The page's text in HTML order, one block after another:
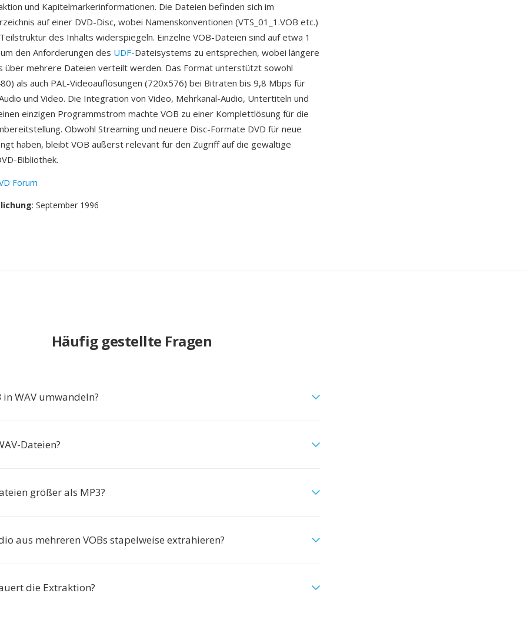
und Kapitelmarkerinformationen. Die Dateien befinden sich im
auf einer DVD-Disc, wobei Namenskonventionen (VTS_01_1.VOB etc.)
des Inhalts widerspiegeln. Einzelne VOB-Dateien sind auf etwa 1
den Anforderungen des UDF-Dateisystems zu entsprechen, wobei längere
über mehrere Dateien verteilt werden. Das Format unterstützt sowohl
als auch PAL-Videoauflösungen (720x576) bei Bitraten bis 9,8 Mbps für
und Video. Die Integration von Video, Mehrkanal-Audio, Untertiteln und
einzigen Programmstrom machte VOB zu einer Komplettlösung für die
Obwohl Streaming und neuere Disc-Formate DVD für neue
haben, bleibt VOB äußerst relevant für den Zugriff auf die gewaltige
Bibliothek.
Forum
: September 1996
Häufig gestellte Fragen
WAV umwandeln?
Dateien?
größer als MP3?
aus mehreren VOBs stapelweise extrahieren?
die Extraktion?